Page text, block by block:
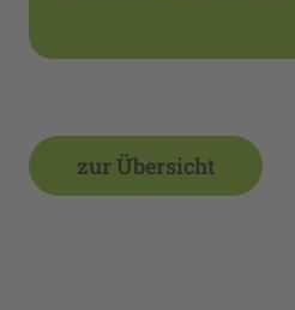
zur Übersicht